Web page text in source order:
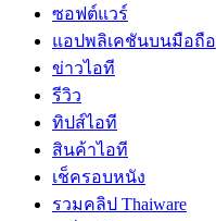
ซอฟต์แวร์
แอปพลิเคชันบนมือถือ
ข่าวไอที
รีวิว
ทิปส์ไอที
สินค้าไอที
เช็ครอบหนัง
รวมคลิป Thaiware